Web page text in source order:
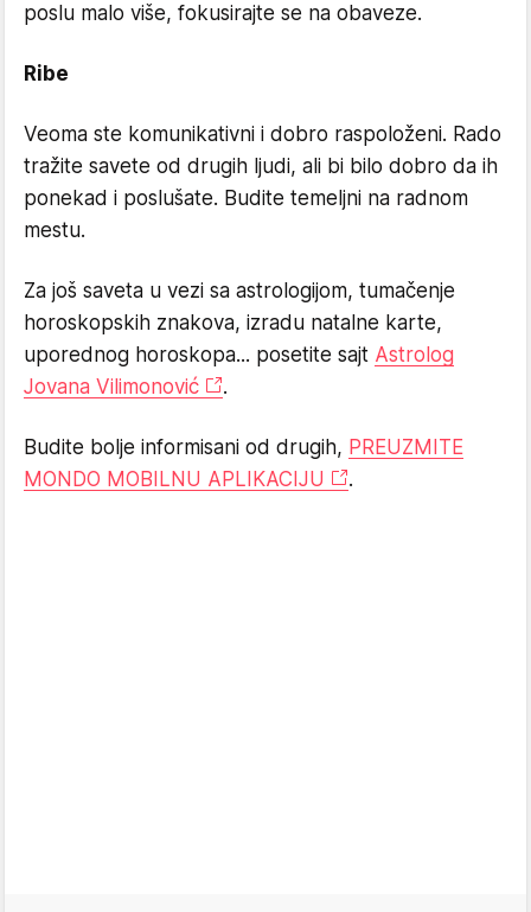
poslu malo više, fokusirajte se na obaveze.
Ribe
Veoma ste komunikativni i dobro raspoloženi. Rado
tražite savete od drugih ljudi, ali bi bilo dobro da ih
ponekad i poslušate. Budite temeljni na radnom
mestu.
Za još saveta u vezi sa astrologijom, tumačenje
horoskopskih znakova, izradu natalne karte,
uporednog horoskopa... posetite sajt Astrolog
Jovana Vilimonović
.
Budite bolje informisani od drugih, PREUZMITE
MONDO MOBILNU APLIKACIJU
.